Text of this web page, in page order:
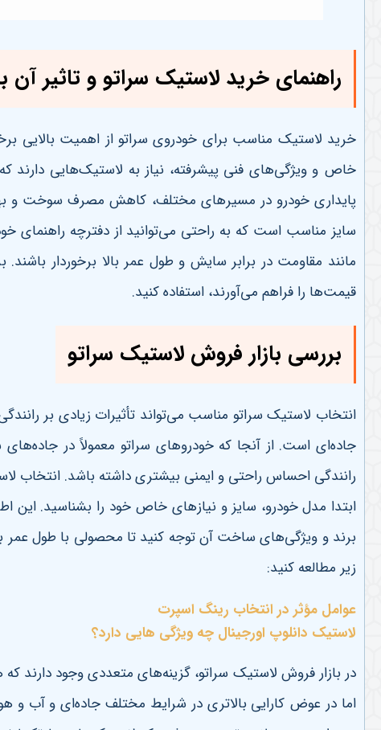
راهنمای خرید لاستیک سراتو و تاثیر آن
خرید لاستیک مناسب برای خودروی سراتو از اهمیت بالایی
خاص و ویژگی‌های فنی پیشرفته، نیاز به لاستیک‌هایی دارند
پایداری خودرو در مسیرهای مختلف، کاهش مصرف سوخت و
سایز مناسب است که به راحتی می‌توانید از دفترچه راهنمای
مانند مقاومت در برابر سایش و طول عمر بالا برخوردار
قیمت‌ها را فراهم می‌آورند، استفاده کنید.
بررسی بازار فروش لاستیک سراتو
انتخاب لاستیک سراتو مناسب می‌تواند تأثیرات زیادی بر
جاده‌ای است. از آنجا که خودروهای سراتو معمولاً در جاده‌های
رانندگی احساس راحتی و ایمنی بیشتری داشته باشد. انتخاب
ابتدا مدل خودرو، سایز و نیازهای خاص خود را بشناسید.
برند و ویژگی‌های ساخت آن توجه کنید تا محصولی با طول عمر
زیر مطالعه کنید:
عوامل مؤثر در انتخاب رینگ اسپرت
لاستیک دانلوپ اورجینال چه ویژگی هایی دارد؟
در بازار فروش لاستیک سراتو، گزینه‌های متعددی وجود دارند
اما در عوض کارایی بالاتری در شرایط مختلف جاده‌ای و آب و